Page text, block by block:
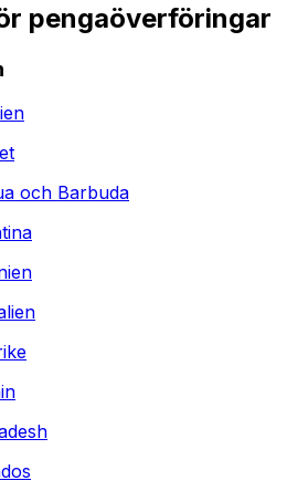
pengaöverföringar
och Barbuda